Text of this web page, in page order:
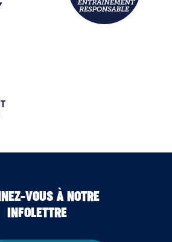
VOUS À NOTRE
INFOLETTRE